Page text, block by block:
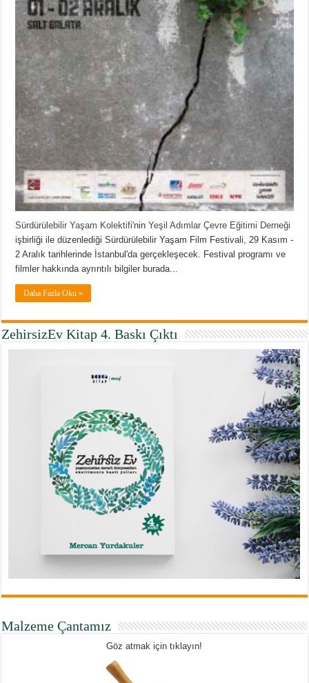
Sürdürülebilir Yaşam Kolektifi'ninYeşil Adımlar Çevre Eğitimi Derneği
işbirliği ile düzenlediği Sürdürülebilir Yaşam Film Festivali, 29 Kasım -
2 Aralık tarihlerinde İstanbul'da gerçekleşecek. Festival programı ve
filmler hakkında ayrıntılı bilgiler burada...
Daha Fazla Oku »
ZehirsizEv Kitap 4. Baskı Çıktı
Malzeme Çantamız
Göz atmak için tıklayın!